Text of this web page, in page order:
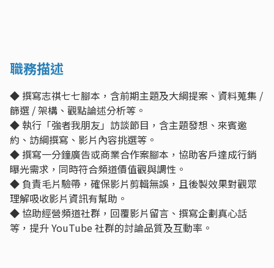
職務描述
◆ 撰寫志祺七七腳本，含前期主題及大綱提案、資料蒐集 /
篩選 / 架構、觀點論述分析等。
◆ 執行「強者我朋友」訪談節目，含主題發想、來賓邀
約、訪綱撰寫、影片內容挑選等。
◆ 撰寫一分鐘廣告或商業合作案腳本，協助客戶達成行銷
曝光需求，同時符合頻道價值觀與調性。
◆ 負責毛片驗帶，確保影片剪輯無誤，且後製效果對觀眾
理解吸收影片資訊有幫助。
◆ 協助經營頻道社群，回覆影片留言、撰寫企劃真心話
等，提升 YouTube 社群的討論品質及互動率。